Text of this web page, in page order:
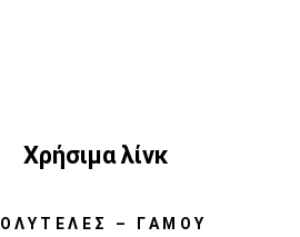
Χρήσιμα λίνκ
– ΓΆΜΟΥ